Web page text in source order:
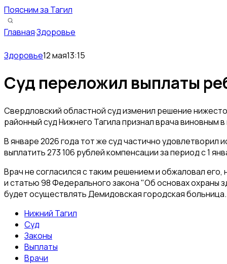
Поясним за Тагил
Главная·Здоровье
Здоровье12 мая13:15
Суд переложил выплаты
Свердловский областной суд изменил решение
районный суд Нижнего Тагила признал врача виновным
В январе 2026 года тот же суд частично
выплатить 273 106 рублей компенсации за период с 1
Врач не согласился с таким решением и обжаловал
и статью 98 Федерального закона "Об основах охраны
будет осуществлять Демидовская городская
Нижний Тагил
Суд
Законы
Выплаты
Врачи